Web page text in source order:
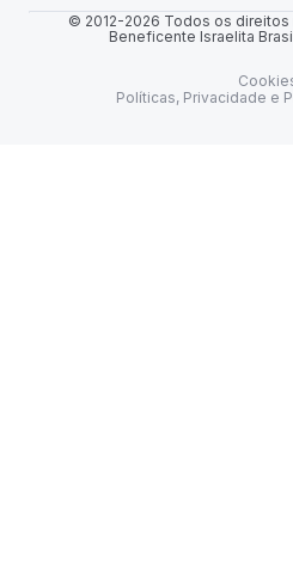
© 2012-2026 Todos os
Beneficente Israelita
Políticas, Privacidade e